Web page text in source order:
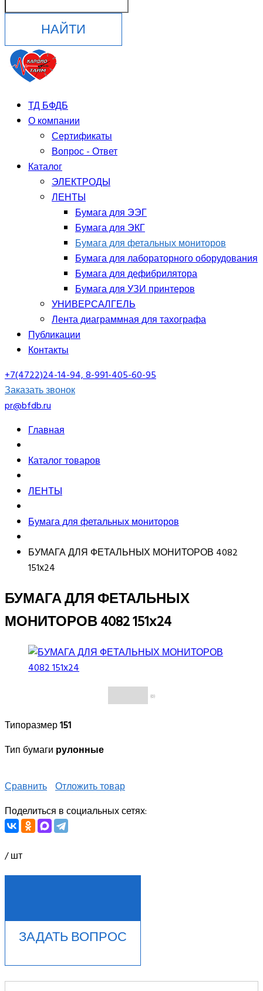
НАЙТИ
ТД БФДБ
О компании
Сертификаты
Вопрос - Ответ
Каталог
ЭЛЕКТРОДЫ
ЛЕНТЫ
Бумага для ЭЭГ
Бумага для ЭКГ
Бумага для фетальных мониторов
Бумага для лабораторного оборудования
Бумага для дефибрилятора
Бумага для УЗИ принтеров
УНИВЕРСАЛГЕЛЬ
Лента диаграммная для тахографа
Публикации
Контакты
+7(4722)24-14-94, 8-991-405-60-95
Заказать звонок
pr@bfdb.ru
Главная
Каталог товаров
ЛЕНТЫ
Бумага для фетальных мониторов
БУМАГА ДЛЯ ФЕТАЛЬНЫХ МОНИТОРОВ 4082
151х24
БУМАГА ДЛЯ ФЕТАЛЬНЫХ
МОНИТОРОВ 4082 151х24
(0)
Типоразмер151
Тип бумаги рулонные
Сравнить Отложить товар
Поделиться в социальных сетях:
/ шт
ЗАДАТЬ ВОПРОС